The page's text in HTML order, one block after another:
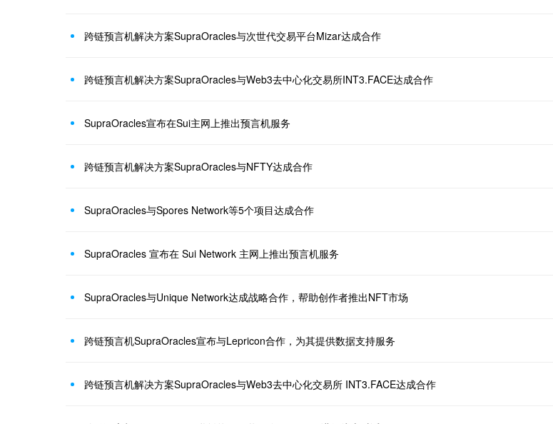
跨链预言机解决方案SupraOracles与次世代交易平台Mizar达成合作
跨链预言机解决方案SupraOracles与Web3去中心化交易所INT3.FACE达成合作
SupraOracles宣布在Sui主网上推出预言机服务
跨链预言机解决方案SupraOracles与NFTY达成合作
SupraOracles与Spores Network等5个项目达成合作
SupraOracles 宣布在 Sui Network 主网上推出预言机服务
SupraOracles与Unique Network达成战略合作，帮助创作者推出NFT市场
跨链预言机SupraOracles宣布与Lepricon合作，为其提供数据支持服务
跨链预言机解决方案SupraOracles与Web3去中心化交易所 INT3.FACE达成合作